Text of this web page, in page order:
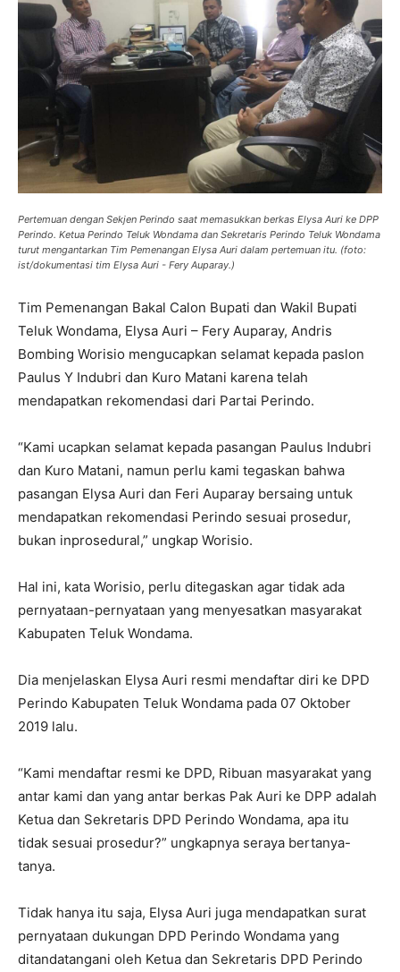
Pertemuan dengan Sekjen Perindo saat memasukkan berkas Elysa Auri ke DPP
Perindo. Ketua Perindo Teluk Wondama dan Sekretaris Perindo Teluk Wondama
turut mengantarkan Tim Pemenangan Elysa Auri dalam pertemuan itu. (foto:
ist/dokumentasi tim Elysa Auri - Fery Auparay.)
Tim Pemenangan Bakal Calon Bupati dan Wakil Bupati
Teluk Wondama, Elysa Auri – Fery Auparay, Andris
Bombing Worisio mengucapkan selamat kepada paslon
Paulus Y Indubri dan Kuro Matani karena telah
mendapatkan rekomendasi dari Partai Perindo.
“Kami ucapkan selamat kepada pasangan Paulus Indubri
dan Kuro Matani, namun perlu kami tegaskan bahwa
pasangan Elysa Auri dan Feri Auparay bersaing untuk
mendapatkan rekomendasi Perindo sesuai prosedur,
bukan inprosedural,” ungkap Worisio.
Hal ini, kata Worisio, perlu ditegaskan agar tidak ada
pernyataan-pernyataan yang menyesatkan masyarakat
Kabupaten Teluk Wondama.
Dia menjelaskan Elysa Auri resmi mendaftar diri ke DPD
Perindo Kabupaten Teluk Wondama pada 07 Oktober
2019 lalu.
“Kami mendaftar resmi ke DPD, Ribuan masyarakat yang
antar kami dan yang antar berkas Pak Auri ke DPP adalah
Ketua dan Sekretaris DPD Perindo Wondama, apa itu
tidak sesuai prosedur?” ungkapnya seraya bertanya-
tanya.
Tidak hanya itu saja, Elysa Auri juga mendapatkan surat
pernyataan dukungan DPD Perindo Wondama yang
ditandatangani oleh Ketua dan Sekretaris DPD Perindo